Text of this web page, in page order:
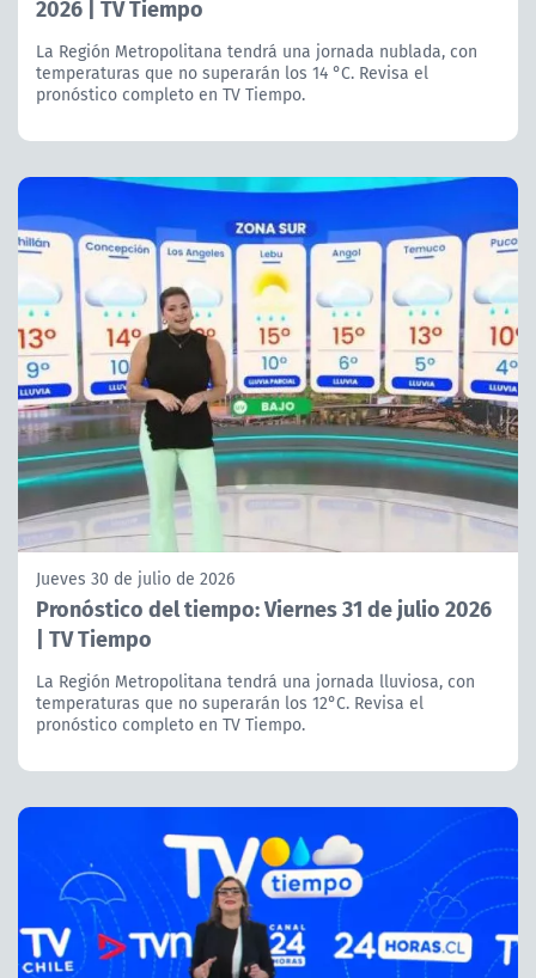
2026 | TV Tiempo
La Región Metropolitana tendrá una jornada nublada, con
temperaturas que no superarán los 14 °C. Revisa el
pronóstico completo en TV Tiempo.
Jueves 30 de julio de 2026
Pronóstico del tiempo: Viernes 31 de julio 2026
| TV Tiempo
La Región Metropolitana tendrá una jornada lluviosa, con
temperaturas que no superarán los 12°C. Revisa el
pronóstico completo en TV Tiempo.